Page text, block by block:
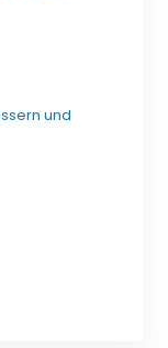
und